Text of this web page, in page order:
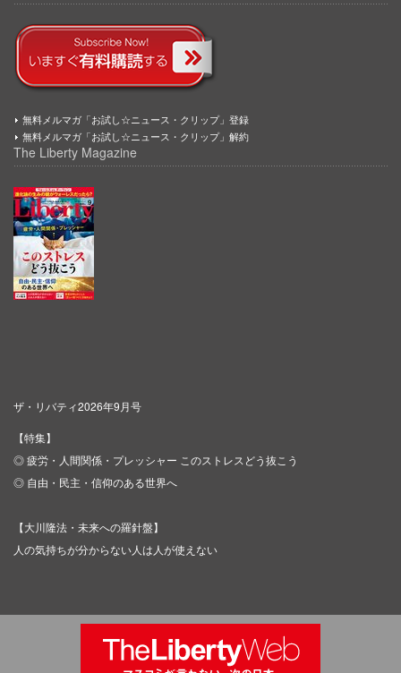
無料メルマガ「お試し☆ニュース・クリップ」登録
無料メルマガ「お試し☆ニュース・クリップ」解約
The Liberty Magazine
ザ・リバティ2026年9月号
【特集】
◎ 疲労・人間関係・プレッシャー このストレスどう抜こう
◎ 自由・民主・信仰のある世界へ
【大川隆法・未来への羅針盤】
人の気持ちが分からない人は人が使えない